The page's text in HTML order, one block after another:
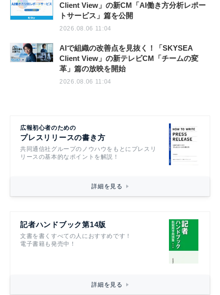
Client View」の新CM「AI働き方分析レポー
トサービス」篇を公開
2026.08.06 11:04
AIで組織の改善点を見抜く！「SKYSEA
Client View」の新テレビCM「チームの変
革」篇の放映を開始
2026.08.06 11:04
広報初心者のための
プレスリリースの書き方
共同通信社グループのノウハウをもとにプレスリ
リースの基本的なポイントを解説！
詳細を見る
記者ハンドブック第14版
文書を書くすべての人におすすめです！
電子書籍も発売中！
詳細を見る